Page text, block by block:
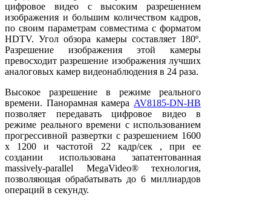
цифровое видео с высоким разрешением
изображения и большим количеством кадров,
по своим параметрам совместима с форматом
HDTV. Угол обзора камеры составляет 180º.
Разрешение изображения этой камеры
превосходит разрешение изображения лучших
аналоговых камер видеонаблюдения в 24 раза.
Высокое разрешение в режиме реального
времени. Панорамная камера AV8185-DN-HB
позволяет передавать цифровое видео в
режиме реального времени с использованием
прогрессивной развертки с разрешением 1600
x 1200 и частотой 22 кадр/сек , при ее
создании использована запатентованная
massively-parallel MegaVideo® технология,
позволяющая обрабатывать до 6 миллиардов
операций в секунду.